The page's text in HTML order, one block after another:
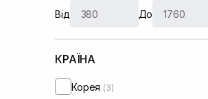
Real Barrier
Rosy Drop
Round Lab
UIQ(+2)
Від До
КРАЇНА
Корея (3)